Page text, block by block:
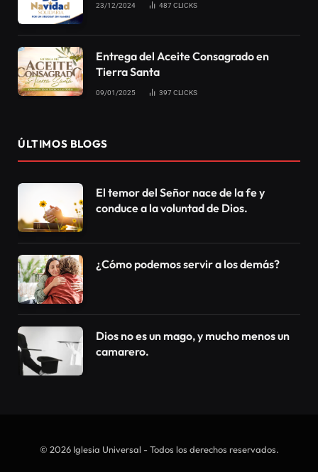
23/12/2024 487 CLICKS
Entrega del Aceite Consagrado en
Tierra Santa
09/01/2025 397 CLICKS
ÚLTIMOS BLOGS
El temor del Señor nace de la fe y
conduce a la voluntad de Dios.
¿Cómo podemos servir a los demás?
Dios no es un mago, y mucho menos un
camarero.
© 2026 Iglesia Universal - Todos los derechos reservados.